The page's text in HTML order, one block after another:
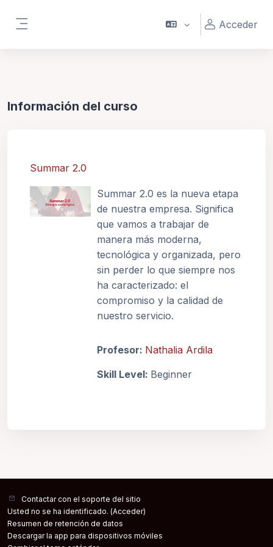
Acceder
Información del curso
Summar 2.0
Summar 2.0 es la nueva etapa
de nuestra empresa. Significa
que vamos a trabajar de
manera más moderna,
tecnológica y organizada, pero
sin perder lo que siempre nos
ha caracterizado: el
compromiso y la calidad de
nuestro servicio.
Profesor: Nathalia Ardila
Skill Level: Beginner
Contactar con el soporte del sitio
Usted no se ha identificado. (Acceder)
Resumen de retención de datos
Descargar la app para dispositivos móviles